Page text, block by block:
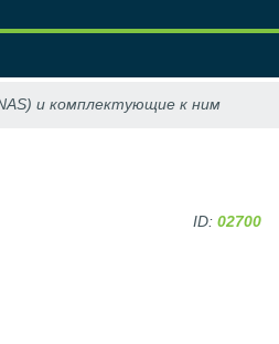
ID: 02700